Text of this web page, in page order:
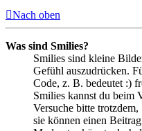
Nach oben
Was sind Smilies?
Smilies sind kleine
Gefühl auszudrücken.
Code, z. B. bedeutet :)
Smilies kannst du beim
Versuche bitte
sie können einen